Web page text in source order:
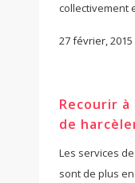
collectivement
27 février, 2015
Recourir
de
Les services
sont de plus